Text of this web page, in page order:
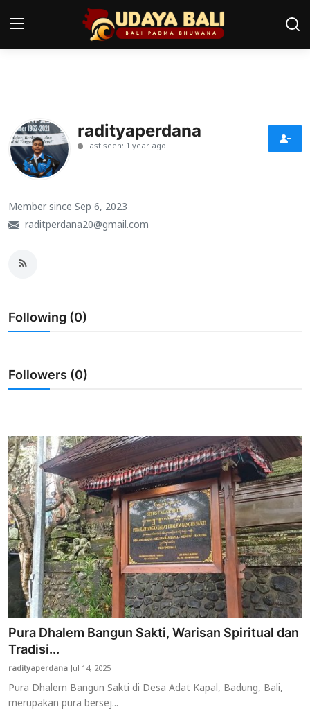
Pura
Desa Adat
Tradisi
Kearifan lokal
Seni
Usadha
Indonesia
radityaperdana
Last seen: 1 year ago
Member since Sep 6, 2023
raditperdana20@gmail.com
Following (0)
Followers (0)
Pura Dhalem Bangun Sakti, Warisan Spiritual dan
Tradisi...
radityaperdanaJul 14, 2025
Pura Dhalem Bangun Sakti di Desa Adat Kapal, Badung, Bali,
merupakan pura bersej...